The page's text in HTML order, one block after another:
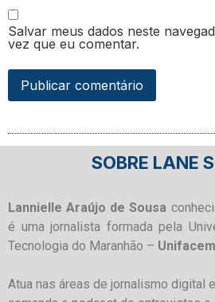
Salvar meus dados neste
vez que eu comentar.
SOBRE LANE
Lannielle Araújo de Sousa
é uma jornalista formada pela
Tecnologia do Maranhão –
Atua nas áreas de jornalismo digital